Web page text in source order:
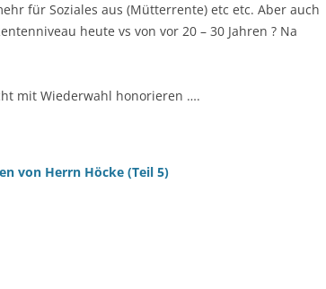
für Soziales aus (Mütterrente) etc etc. Aber auch
heute vs von vor 20 – 30 Jahren ? Na
mit Wiederwahl honorieren ….
von Herrn Höcke (Teil 5)